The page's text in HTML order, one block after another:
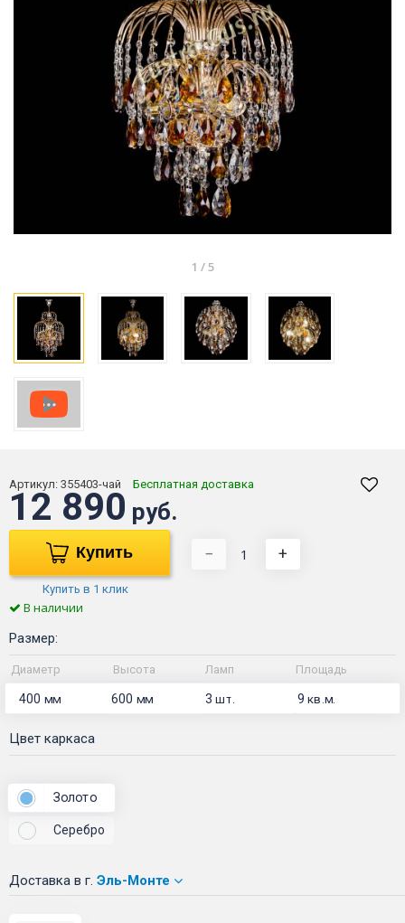
1 /5
Артикул: 355403-чай Бесплатная доставка
12 890 руб.
Купить
Купить в 1 клик
− +
В наличии
Размер:
Диаметр Высота Ламп Площадь
400 мм 600 мм 3шт. 9кв.м.
Цвет каркаса
Золото
Серебро
Доставка в г. Эль-Монте